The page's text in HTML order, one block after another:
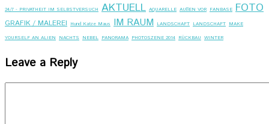
24/7 - PRIVATHEIT IM SELBSTVERSUCH AKTUELL AQUARELLE AUßEN VOR FANBASE FOTO
GRAFIK / MALEREI Hund Katze Maus IM RAUM LANDSCHAFT LANDSCHAFT MAKE
YOURSELF AN ALIEN NACHTS NEBEL PANORAMA PHOTOSZENE 2014 RÜCKBAU WINTER
Leave a Reply